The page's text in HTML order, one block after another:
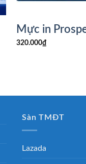
Mực in
320.000₫
Sàn TMĐT
Lazada